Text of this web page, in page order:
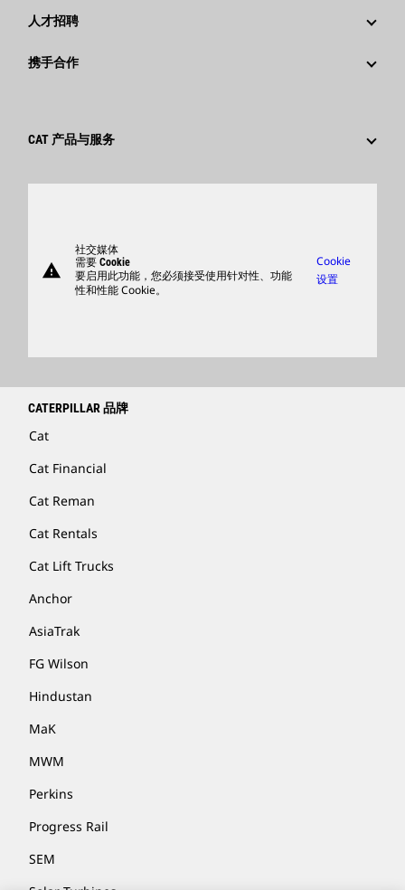
行为准则
创新
人才招聘
为什么选择卡特彼勒？
携手合作
供应商
CAT 产品与服务
商品warning
社交媒体
需要 Cookie
要启用此功能，您必须接受使用针对性、功能
性和性能 Cookie。
Cookie
设置
CATERPILLAR 品牌
Cat
Cat Financial
Cat Reman
Cat Rentals
Cat Lift Trucks
Anchor
AsiaTrak
FG Wilson
Hindustan
MaK
MWM
Perkins
Progress Rail
SEM